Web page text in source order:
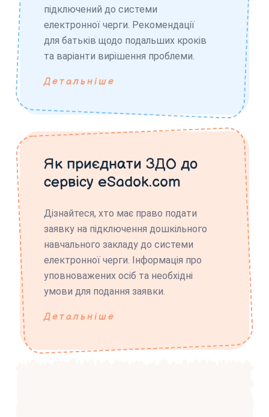
підключений до системи
електронної черги. Рекомендації
для батьків щодо подальших кроків
та варіанти вирішення проблеми.
Детальніше
Як приєднати ЗДО до
сервісу eSadok.com
Дізнайтеся, хто має право подати
заявку на підключення дошкільного
навчального закладу до системи
електронної черги. Інформація про
уповноважених осіб та необхідні
умови для подання заявки.
Детальніше